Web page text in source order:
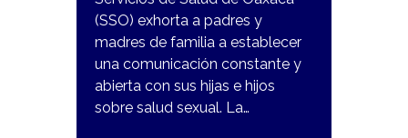
(SSO) exhorta a padres y
madres de familia a establecer
una comunicación constante y
abierta con sus hijas e hijos
sobre salud sexual. La…